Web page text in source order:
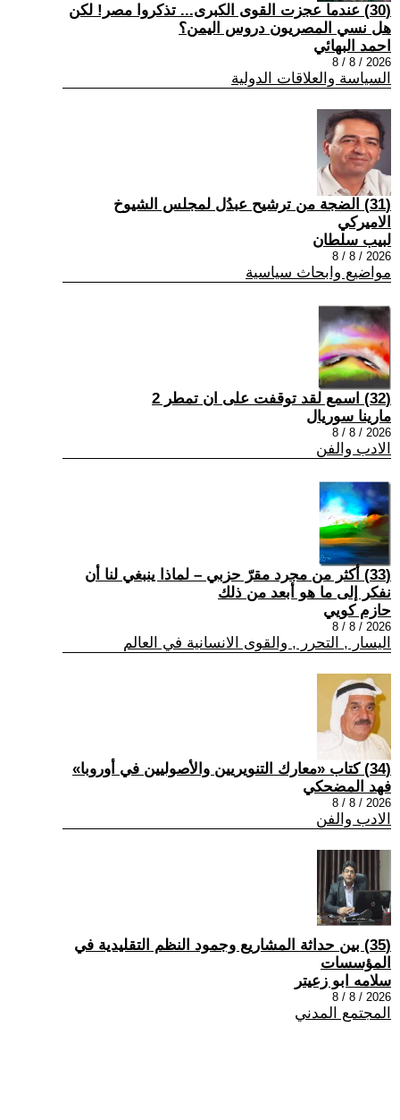
(30) عندما عجزت القوى الكبرى... تذكروا مصر! لكن
هل نسي المصريون دروس اليمن؟
احمد البهائي
2026 / 8 / 8
السياسة والعلاقات الدولية
(31) الضجة من ترشيح عبدُل لمجلس الشيوخ
الاميركي
لبيب سلطان
2026 / 8 / 8
مواضيع وابحاث سياسية
(32) اسمع لقد توقفت على ان تمطر 2
مارينا سوريال
2026 / 8 / 8
الادب والفن
(33) أكثر من مجرد مقرّ حزبي – لماذا ينبغي لنا أن
نفكر إلى ما هو أبعد من ذلك
حازم كويي
2026 / 8 / 8
اليسار , التحرر , والقوى الانسانية في العالم
(34) كتاب «معارك التنويريين والأصوليين في أوروبا»
فهد المضحكي
2026 / 8 / 8
الادب والفن
(35) بين حداثة المشاريع وجمود النظم التقليدية في
المؤسسات
سلامه ابو زعيتر
2026 / 8 / 8
المجتمع المدني